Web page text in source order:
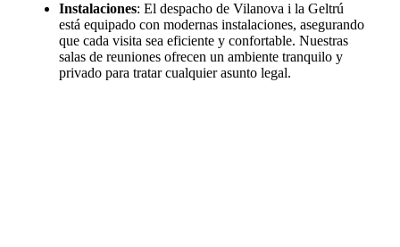
Instalaciones: El despacho de Vilanova i la Geltrú
está equipado con modernas instalaciones, asegurando
que cada visita sea eficiente y confortable. Nuestras
salas de reuniones ofrecen un ambiente tranquilo y
privado para tratar cualquier asunto legal.